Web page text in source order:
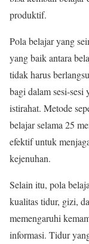
produktif.
Pola belajar yang
yang baik antara
tidak harus
bagi dalam sesi-
istirahat. Metode
belajar selama 25
efektif untuk
kejenuhan.
Selain itu, pola
kualitas tidur, gizi,
memengaruhi
informasi. Tidur